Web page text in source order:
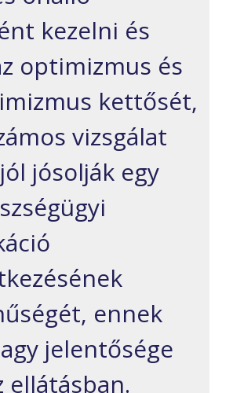
kezelni és
optimizmus és
kettősét,
vizsgálat
jósolják egy
ennek
jelentősége
ellátásban.